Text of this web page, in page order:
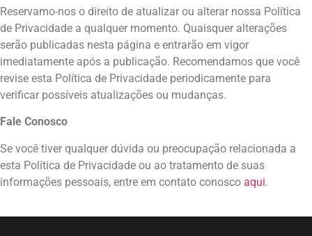
Reservamo-nos o direito de atualizar ou alterar nossa Política
de Privacidade a qualquer momento. Quaisquer alterações
serão publicadas nesta página e entrarão em vigor
imediatamente após a publicação. Recomendamos que você
revise esta Política de Privacidade periodicamente para
verificar possíveis atualizações ou mudanças.
Fale Conosco
Se você tiver qualquer dúvida ou preocupação relacionada a
esta Política de Privacidade ou ao tratamento de suas
informações pessoais, entre em contato conosco aqui.